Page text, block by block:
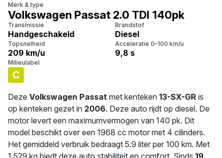
Merk & type
Volkswagen Passat 2.0 TDI 140pk
Transmissie
Handgeschakeld
Brandstof
Diesel
Topsnelheid
209 km/u
Acceleratie 0–100 km/u
9,8 s
Milieulabel
C
Deze Volkswagen Passat met kenteken 13-SX-GR is
op kenteken gezet in 2006. Deze auto rijdt op diesel. De
motor levert een maximumvermogen van 140 pk. Dit
model beschikt over een 1968 cc motor met 4 cilinders.
Het gemiddeld verbruik bedraagt 5.9 liter per 100 km. Met
1.529 kg biedt deze auto stabiliteit en comfort. Sinds 19